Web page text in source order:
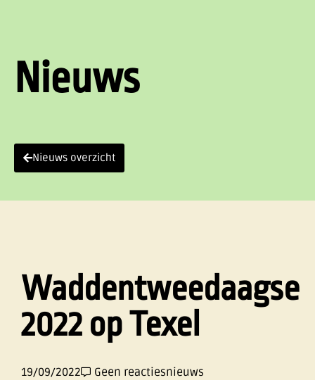
Nieuws
Nieuws overzicht
Waddentweedaagse
2022 op Texel
19/09/2022 Geen reactiesnieuws